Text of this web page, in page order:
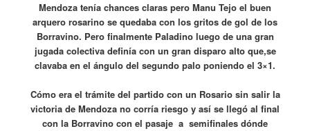
Mendoza tenía chances claras pero Manu Tejo el buen
arquero rosarino se quedaba con los gritos de gol de los
Borravino. Pero finalmente Paladino luego de una gran
jugada colectiva definía con un gran disparo alto que,se
clavaba en el ángulo del segundo palo poniendo el 3×1.
Cómo era el trámite del partido con un Rosario sin salir la
victoria de Mendoza no corría riesgo y así se llegó al final
con la Borravino con el pasaje a semifinales dónde